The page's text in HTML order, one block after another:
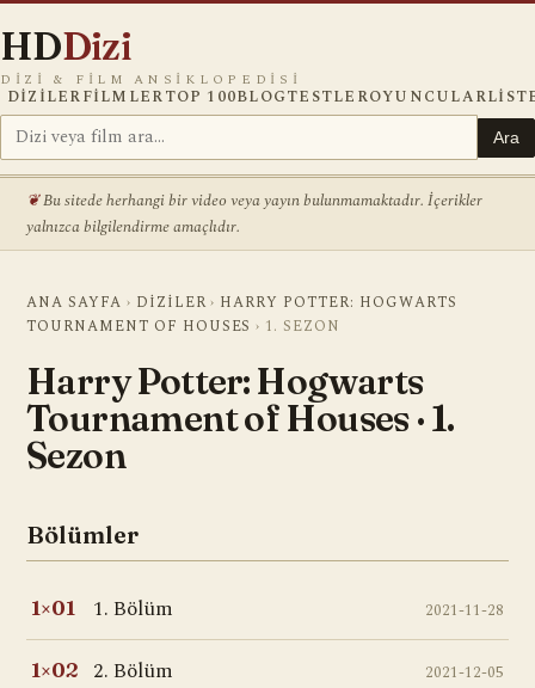
HDDizi
DIZI & FILM ANSIKLOPEDISI
DIZILERFILMLERTOP 100BLOGTESTLEROYUNCULAR
Ara
Bu sitede herhangi bir video veya yayın bulunmamaktadır. İçerikler
yalnızca bilgilendirme amaçlıdır.
ANA SAYFA › DIZILER › HARRY POTTER: HOGWARTS
TOURNAMENT OF HOUSES › 1. SEZON
Harry Potter: Hogwarts
Tournament of Houses · 1.
Sezon
Bölümler
1×01 1. Bölüm 2021-11-28
1×02 2. Bölüm 2021-12-05